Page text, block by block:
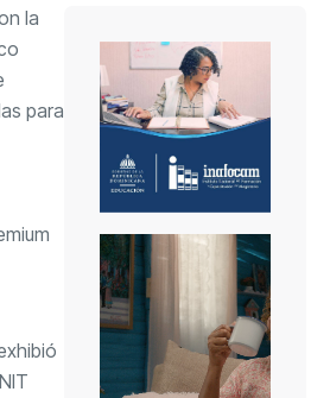
la
para